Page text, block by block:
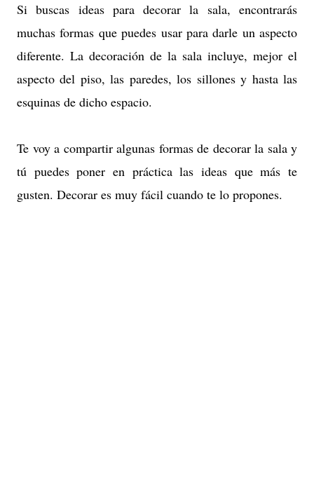
Si buscas ideas para decorar la sala, encontrarás
muchas formas que puedes usar para darle un aspecto
diferente. La decoración de la sala incluye, mejor el
aspecto del piso, las paredes, los sillones y hasta las
esquinas de dicho espacio.
Te voy a compartir algunas formas de decorar la sala y
tú puedes poner en práctica las ideas que más te
gusten. Decorar es muy fácil cuando te lo propones.